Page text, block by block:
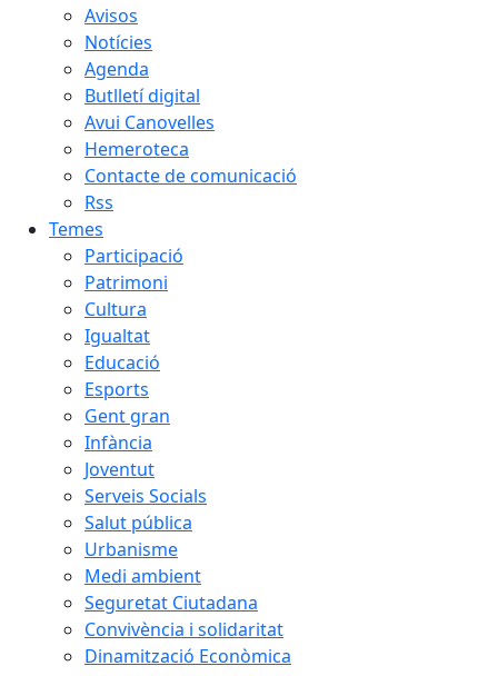
Avisos
Notícies
Agenda
Butlletí digital
Avui Canovelles
Hemeroteca
Contacte de comunicació
Rss
Temes
Participació
Patrimoni
Cultura
Igualtat
Educació
Esports
Gent gran
Infància
Joventut
Serveis Socials
Salut pública
Urbanisme
Medi ambient
Seguretat Ciutadana
Convivència i solidaritat
Dinamització Econòmica